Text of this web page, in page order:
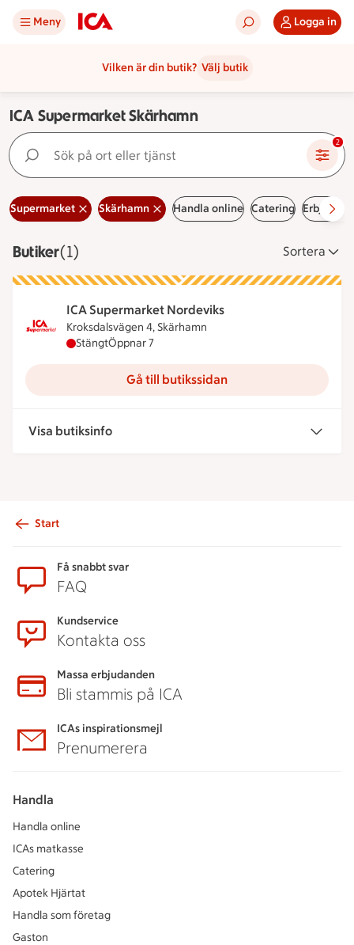
Meny Logga in
Vilken är din butik? Välj butik
ICA Supermarket Skärhamn
Sök på ort eller tjänst 2
Supermarket Skärhamn Handla online Catering
ButikerVisar 1 stycken
(1) Sortera
ICA Supermarket Nordeviks
Kroksdalsvägen 4, Skärhamn
ICA Supermarket Nordeviks har stängt, öppnar
StängtÖppnar 7
Gå till butikssidan
Visa butiksinfo
Start
Få snabbt svar
FAQ
Kundservice
Kontakta oss
Massa erbjudanden
Bli stammis på ICA
ICAs inspirationsmejl
Prenumerera
Handla
Handla online
ICAs matkasse
Catering
Apotek Hjärtat
Handla som företag
Gaston